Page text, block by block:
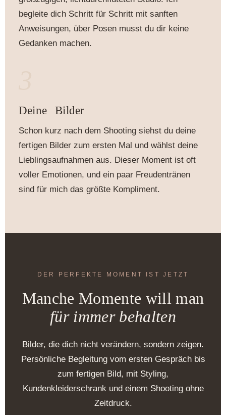
begleite dich Schritt für Schritt mit sanften
Anweisungen, über Posen musst du dir keine
Gedanken machen.
Deine Bilder
Schon kurz nach dem Shooting siehst du deine
fertigen Bilder zum ersten Mal und wählst deine
Lieblingsaufnahmen aus. Dieser Moment ist oft
voller Emotionen, und ein paar Freudentränen
sind für mich das größte Kompliment.
DER PERFEKTE MOMENT IST JETZT
Manche Momente will man
für immer behalten
Bilder, die dich nicht verändern, sondern zeigen.
Persönliche Begleitung vom ersten Gespräch bis
zum fertigen Bild, mit Styling,
Kundenkleiderschrank und einem Shooting ohne
Zeitdruck.